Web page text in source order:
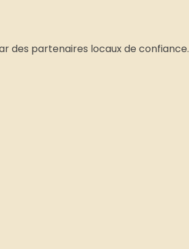
des partenaires locaux de confiance.